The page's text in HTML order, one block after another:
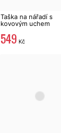
Taška na nářadí s
kovovým uchem
549 Kč